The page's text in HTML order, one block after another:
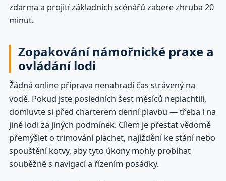
zdarma a projití základních scénářů zabere zhruba 20
minut.
Zopakování námořnické praxe a
ovládání lodi
Žádná online příprava nenahradí čas strávený na
vodě. Pokud jste posledních šest měsíců neplachtili,
domluvte si před charterem denní plavbu — třeba i na
jiné lodi za jiných podmínek. Cílem je přestat vědomě
přemýšlet o trimování plachet, najíždění ke stání nebo
spouštění kotvy, aby tyto úkony mohly probíhat
souběžně s navigací a řízením posádky.